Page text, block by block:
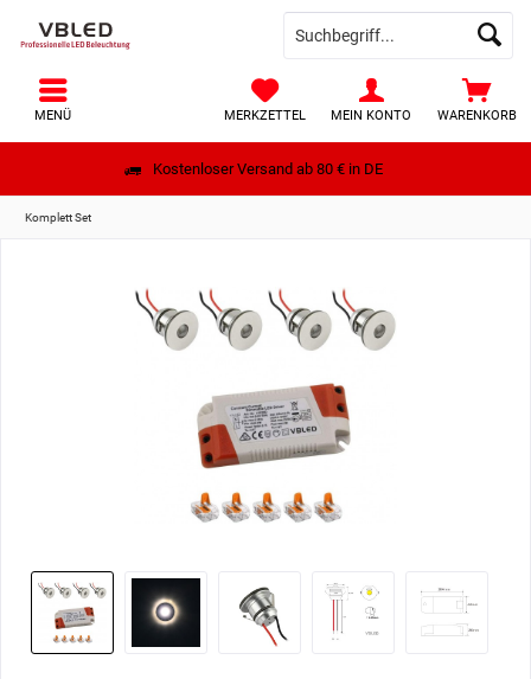
Kostenloser Versand ab 80 € in DE
WARENKORB
MERKZETTEL MEIN KONTO
MENÜ
Komplett Set